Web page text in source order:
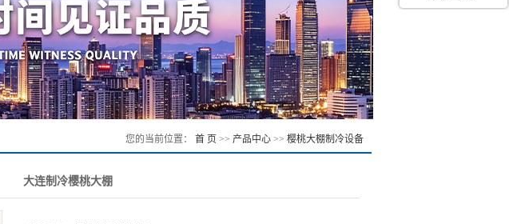
单机制冷机组
活塞并联机组
螺杆并联机组
速冻隧道设备
涡旋并联机组
您的当前位置： 首 页 >> 产品中心 >> 樱桃大棚制冷设备
大连制冷樱桃大棚